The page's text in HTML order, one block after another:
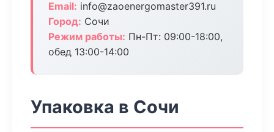
Email: info@zaoenergomaster391.ru
Город: Сочи
Режим работы: Пн-Пт: 09:00-18:00,
обед 13:00-14:00
Упаковка в Сочи